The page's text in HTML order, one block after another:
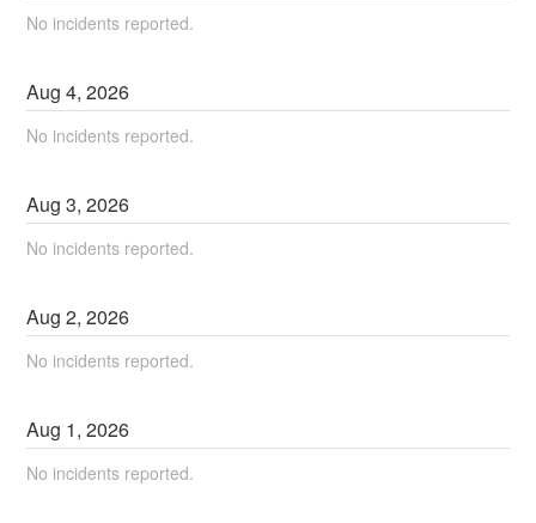
No incidents reported.
Aug4,2026
No incidents reported.
Aug3,2026
No incidents reported.
Aug2,2026
No incidents reported.
Aug 1,2026
No incidents reported.